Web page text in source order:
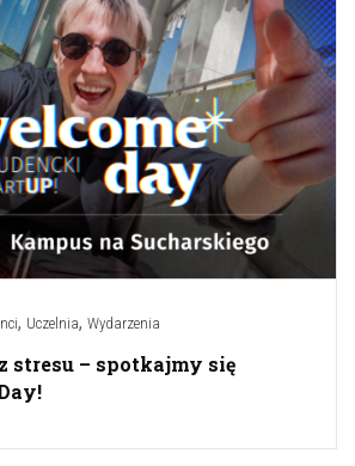
, Uczelnia, Wydarzenia
stresu – spotkajmy się